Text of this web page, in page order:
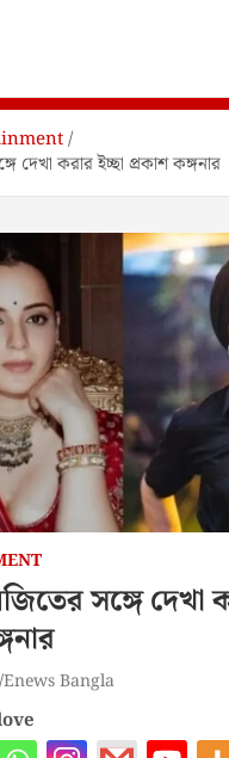
দেখা করার ইচ্ছা প্রকাশ কঙ্গনার
সঙ্গে দেখা
Enews Bangla